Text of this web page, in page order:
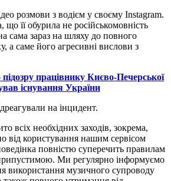
розмови з водієм у своєму Instagram.
що її обурила не російськомовність
сама зараз на шляху до повного
а саме його агресивні вислови з
працівнику Києво-Печерської
існування України
на інцидент.
всіх необхідних заходів, зокрема,
від користування нашим сервісом
повністю суперечить правилам
Ми регулярно інформуємо
використання музичного супроводу